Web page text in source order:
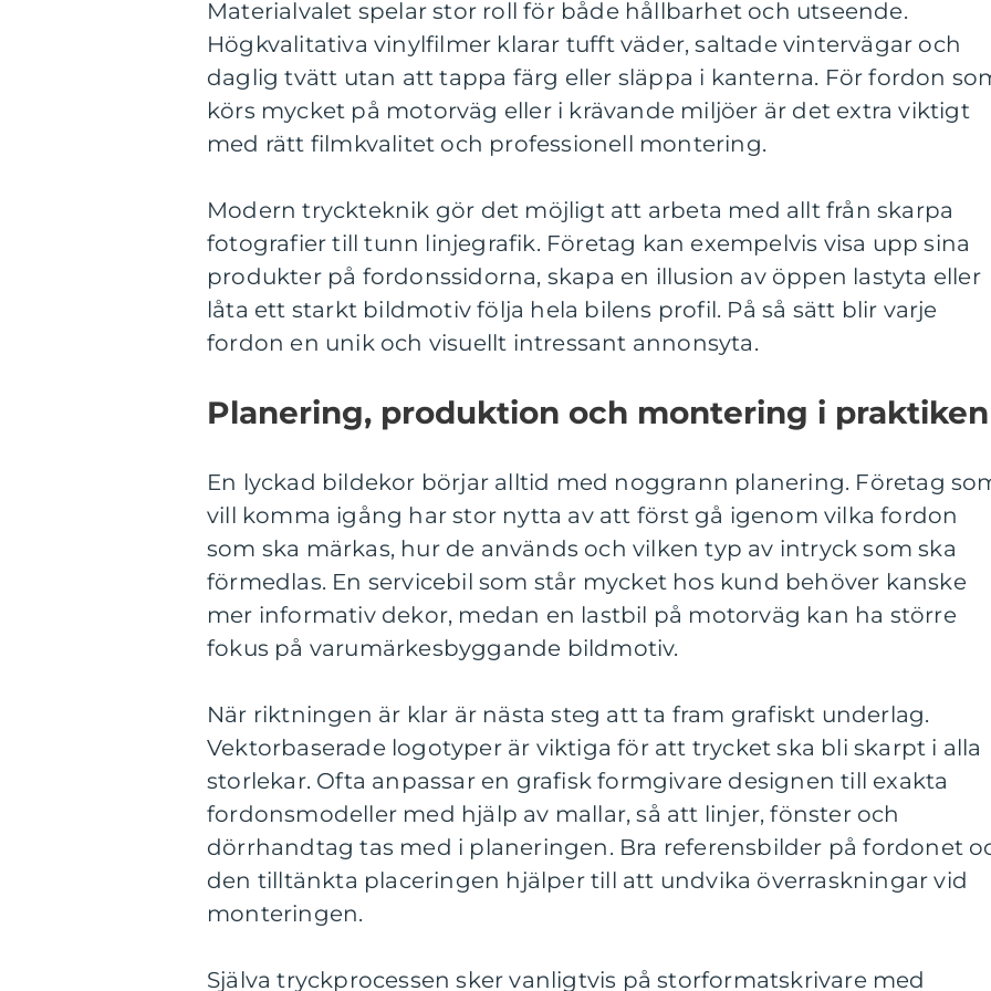
Materialvalet spelar stor roll för både hållbarhet och utseende.
Högkvalitativa vinylfilmer klarar tufft väder, saltade vintervägar och
daglig tvätt utan att tappa färg eller släppa i kanterna. För fordon
körs mycket på motorväg eller i krävande miljöer är det extra viktigt
med rätt filmkvalitet och professionell montering.
Modern tryckteknik gör det möjligt att arbeta med allt från skarpa
fotografier till tunn linjegrafik. Företag kan exempelvis visa upp sina
produkter på fordonssidorna, skapa en illusion av öppen lastyta eller
låta ett starkt bildmotiv följa hela bilens profil. På så sätt blir varje
fordon en unik och visuellt intressant annonsyta.
Planering, produktion och montering i praktiken
En lyckad bildekor börjar alltid med noggrann planering. Företag
vill komma igång har stor nytta av att först gå igenom vilka fordon
som ska märkas, hur de används och vilken typ av intryck som ska
förmedlas. En servicebil som står mycket hos kund behöver kanske
mer informativ dekor, medan en lastbil på motorväg kan ha större
fokus på varumärkesbyggande bildmotiv.
När riktningen är klar är nästa steg att ta fram grafiskt underlag.
Vektorbaserade logotyper är viktiga för att trycket ska bli skarpt i alla
storlekar. Ofta anpassar en grafisk formgivare designen till exakta
fordonsmodeller med hjälp av mallar, så att linjer, fönster och
dörrhandtag tas med i planeringen. Bra referensbilder på fordonet
den tilltänkta placeringen hjälper till att undvika överraskningar vid
monteringen.
Själva tryckprocessen sker vanligtvis på storformatskrivare med